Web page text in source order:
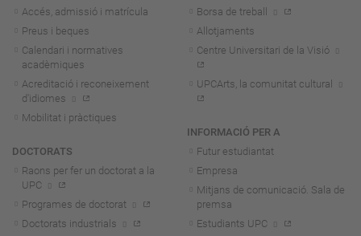
Accés, admissió i matrícula
Preus i beques
Calendari i normatives
acadèmiques
Acreditació i reconeixement
d'idiomes
Mobilitat i pràctiques
DOCTORATS
Raons per fer un doctorat a la
UPC
Programes de doctorat
Doctorats industrials
Borsa de treball
Allotjaments
Centre Universitari de la Visió
UPCArts, la comunitat cultural
INFORMACIÓ PER A
Futur estudiantat
Empresa
Mitjans de comunicació. Sala de
premsa
Estudiants UPC